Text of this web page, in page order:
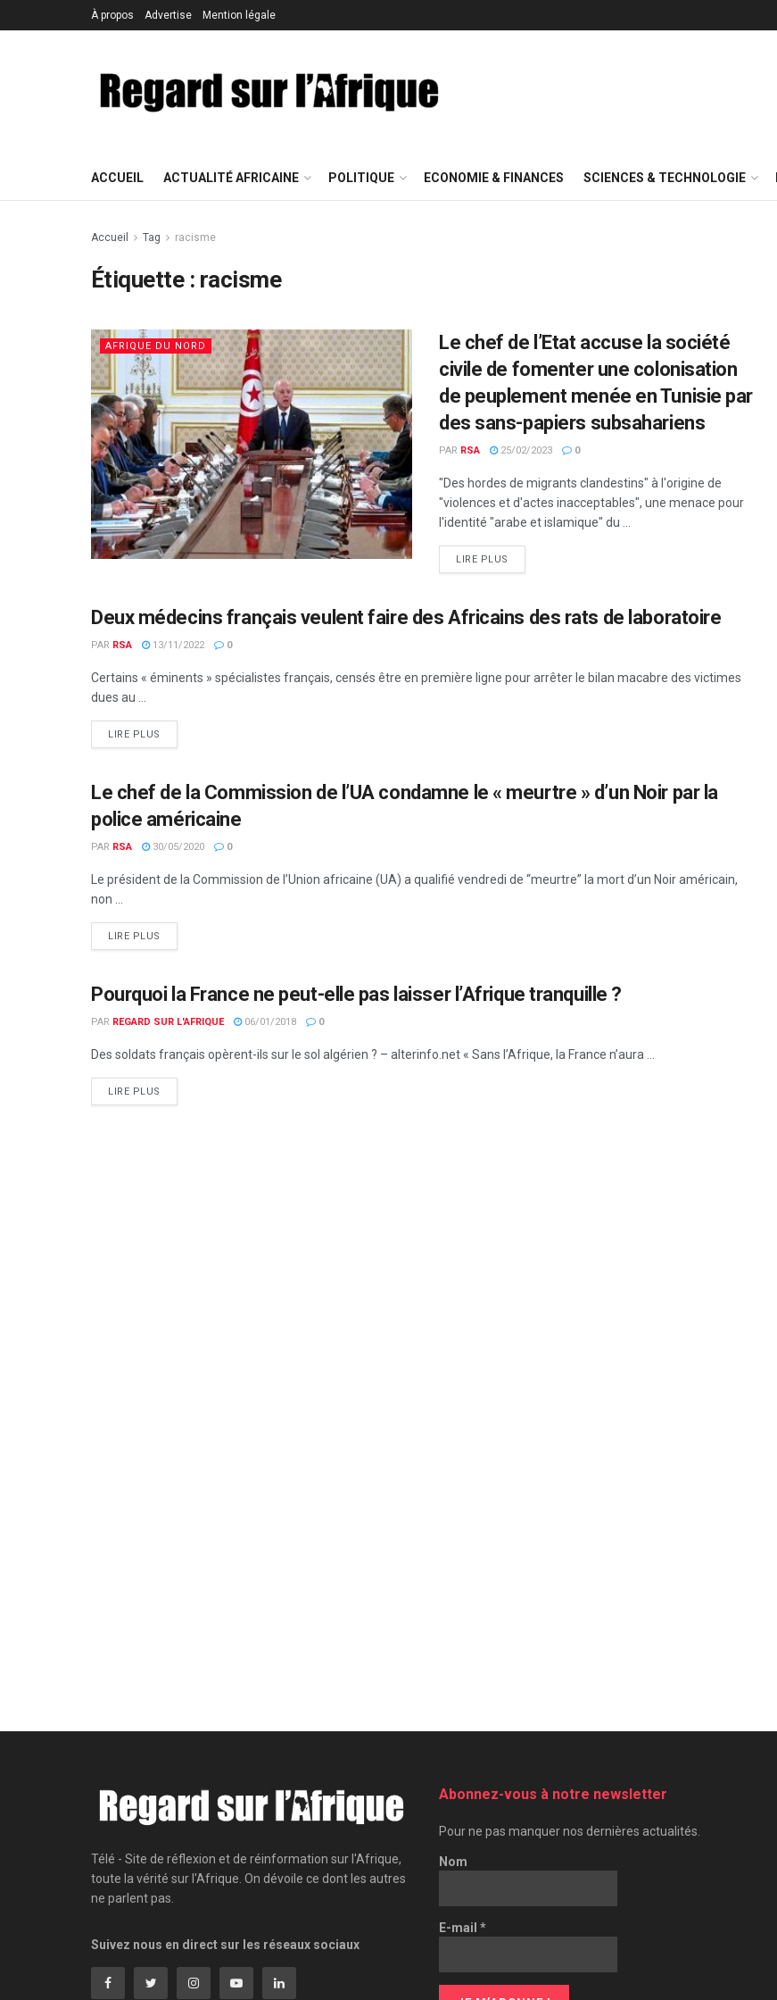
À propos Advertise Mention légale
ACCUEIL ACTUALITÉ AFRICAINE POLITIQUE ECONOMIE & FINANCES SCIENCES & TECHNOLOGIE
Accueil Tag racisme
Étiquette : racisme
AFRIQUE DU NORD
Le chef de l’Etat accuse la société
civile de fomenter une colonisation
de peuplement menée en Tunisie par
des sans-papiers subsahariens
PAR RSA 25/02/2023 0
"Des hordes de migrants clandestins" à l'origine de
"violences et d'actes inacceptables", une menace pour
l'identité "arabe et islamique" du ...
LIRE PLUS
SANTÉ
Deux médecins français veulent faire des Africains des rats de laboratoire
PAR RSA 13/11/2022 0
Certains « éminents » spécialistes français, censés être en première ligne pour arrêter le bilan macabre des victimes
dues au ...
LIRE PLUS
AFRIQUE
Le chef de la Commission de l’UA condamne le « meurtre » d’un Noir par la
police américaine
PAR RSA 30/05/2020 0
Le président de la Commission de l’Union africaine (UA) a qualifié vendredi de “meurtre” la mort d’un Noir américain,
non ...
LIRE PLUS
ACTUALITÉS PAR PAYS
Pourquoi la France ne peut-elle pas laisser l’Afrique tranquille ?
PAR REGARD SUR L'AFRIQUE 06/01/2018 0
Des soldats français opèrent-ils sur le sol algérien ? – alterinfo.net « Sans l’Afrique, la France n’aura ...
LIRE PLUS
Télé - Site de réflexion et de réinformation sur l'Afrique,
toute la vérité sur l'Afrique. On dévoile ce dont les autres
ne parlent pas.
Suivez nous en direct sur les réseaux sociaux
Abonnez-vous à notre newsletter
Pour ne pas manquer nos dernières actualités.
Nom
E-mail *